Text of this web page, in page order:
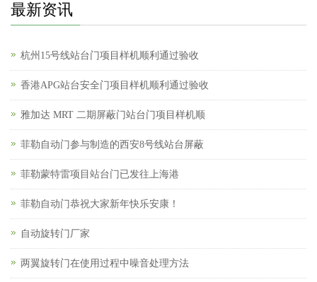
最新资讯
杭州15号线站台门项目样机顺利通过验收
香港APG站台安全门项目样机顺利通过验收
雅加达 MRT 二期屏蔽门站台门项目样机顺
菲勒自动门参与制造的西安8号线站台屏蔽
菲勒蒙特雷项目站台门已发往上海港
菲勒自动门恭祝大家新年快乐安康！
自动旋转门厂家
两翼旋转门在使用过程中噪音处理方法